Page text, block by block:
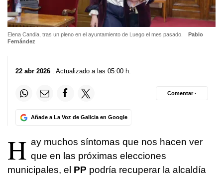
Elena Candia, tras un pleno en el ayuntamiento de Luego el mes pasado.
Pablo
Fernández
22 abr 2026 . Actualizado a las 05:00 h.
Añade a La Voz de Galicia en Google
Comentar ·
H ay muchos síntomas que nos hacen ver
que en las próximas elecciones
municipales, el PP podría recuperar la alcaldía